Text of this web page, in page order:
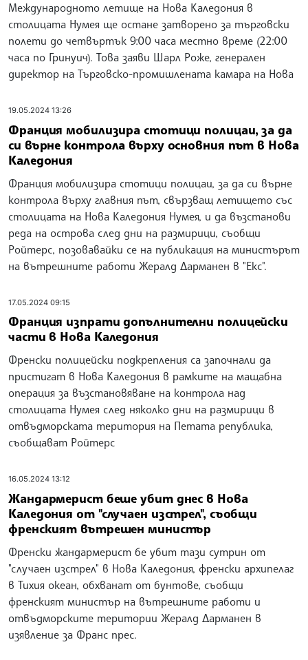
Международното летище на Нова Каледония в
столицата Нумея ще остане затворено за търговски
полети до четвъртък 9:00 часа местно време (22:00
часа по Гринуич). Това заяви Шарл Роже, генерален
директор на Търговско-промишлената камара на Нова
19.05.2024 13:26
Франция мобилизира стотици полицаи, за да
си върне контрола върху основния път в Нова
Каледония
Франция мобилизира стотици полицаи, за да си върне
контрола върху главния път, свързващ летището със
столицата на Нова Каледония Нумея, и да възстанови
реда на острова след дни на размирици, съобщи
Ройтерс, позовавайки се на публикация на министърът
на вътрешните работи Жералд Дарманен в "Екс".
17.05.2024 09:15
Франция изпрати допълнителни полицейски
части в Нова Каледония
Френски полицейски подкрепления са започнали да
пристигат в Нова Каледония в рамките на мащабна
операция за възстановяване на контрола над
столицата Нумея след няколко дни на размирици в
отвъдморската територия на Петата република,
съобщават Ройтерс
16.05.2024 13:12
Жандармерист беше убит днес в Нова
Каледония от "случаен изстрел", съобщи
френският вътрешен министър
Френски жандармерист бе убит тази сутрин от
"случаен изстрел" в Нова Каледония, френски архипелаг
в Тихия океан, обхванат от бунтове, съобщи
френският министър на вътрешните работи и
отвъдморските територии Жералд Дарманен в
изявление за Франс прес.